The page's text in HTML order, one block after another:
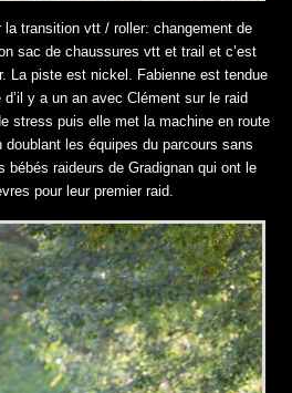
la transition vtt / roller: changement de
sac de chaussures vtt et trail et c’est
La piste est nickel. Fabienne est tendue
y a un an avec Clément sur le raid
stress puis elle met la machine en route
les équipes du parcours sans
bébés raideurs de Gradignan qui ont le
pour leur premier raid.